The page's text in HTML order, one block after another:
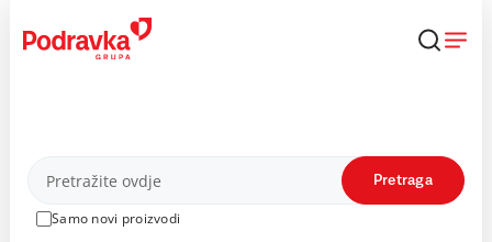
content
Proizvodi
Samo novi proizvodi
Pretraga